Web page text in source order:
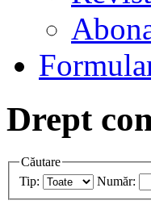
Drept
Căutare
Tip:
Număr: